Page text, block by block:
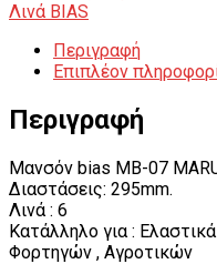
Λινά BIAS
Περιγραφή
Επιπλέον
Περιγραφή
Μανσόν bias MB-07
Διαστάσεις: 295mm.
Λινά : 6
Κατάλληλο για :
Φορτηγών , Αγροτικών